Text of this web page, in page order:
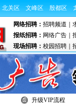
北关区 文峰区 殷都区
网络招聘： 招聘频道
报纸招聘： 网络广告｜
现场招聘： 校园招聘｜
升级VIP流程